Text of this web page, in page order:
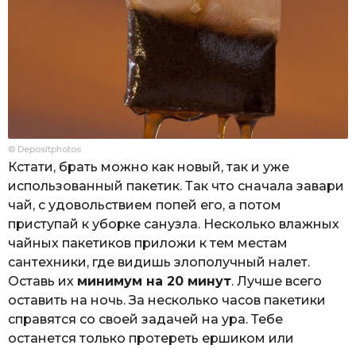
© Depositphotos
Кстати, брать можно как новый, так и уже
использованный пакетик. Так что сначала завари
чай, с удовольствием попей его, а потом
приступай к уборке санузла. Несколько влажных
чайных пакетиков приложи к тем местам
сантехники, где видишь злополучный налет.
Оставь их минимум на 20 минут. Лучше всего
оставить на ночь. За несколько часов пакетики
справятся со своей задачей на ура. Тебе
останется только протереть ершиком или